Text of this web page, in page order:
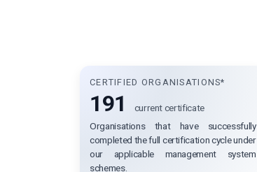
CERTIFIED ORGANISATIONS*
191
current certificate
Organisations that have successfully
completed the full certification cycle under
our applicable management system
schemes.